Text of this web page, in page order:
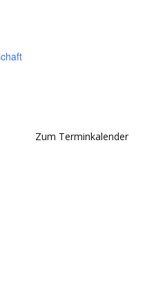
Zum Terminkalender